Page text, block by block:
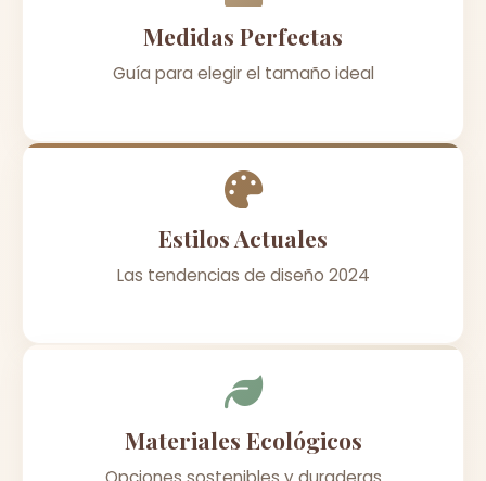
Medidas Perfectas
Guía para elegir el tamaño ideal
Estilos Actuales
Las tendencias de diseño 2024
Materiales Ecológicos